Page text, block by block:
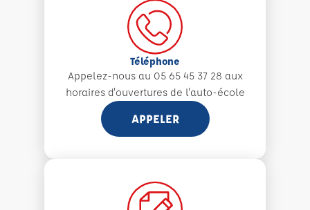
Téléphone
Appelez-nous au 05 65 45 37 28 aux
horaires d'ouvertures de l'auto-école
APPELER